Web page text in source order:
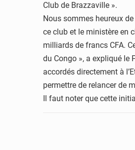
Club de Brazzaville ».
Nous sommes heureux
ce club et le ministère en
milliards de francs CFA.
du Congo », a expliqué le
accordés directement à
permettre de relancer de
Il faut noter que cette